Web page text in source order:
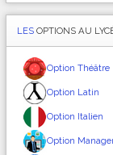
LES OPTIONS AU
Option Théâtre
Option Latin
Option Italien
Option